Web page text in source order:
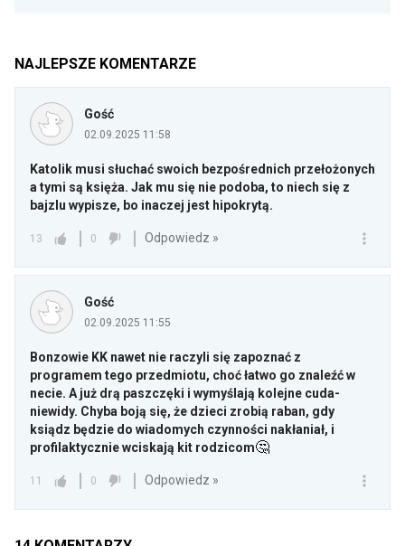
NAJLEPSZE KOMENTARZE
Gość
02.09.2025 11:58
Katolik musi słuchać swoich bezpośrednich przełożonych
a tymi są księża. Jak mu się nie podoba, to niech się z
bajzlu wypisze, bo inaczej jest hipokrytą.
13 0 Odpowiedz »
Gość
02.09.2025 11:55
Bonzowie KK nawet nie raczyli się zapoznać z
programem tego przedmiotu, choć łatwo go znaleźć w
necie. A już drą paszczęki i wymyślają kolejne cuda-
niewidy. Chyba boją się, że dzieci zrobią raban, gdy
ksiądz będzie do wiadomych czynności nakłaniał, i
profilaktycznie wciskają kit rodzicom🤔
11 0 Odpowiedz »